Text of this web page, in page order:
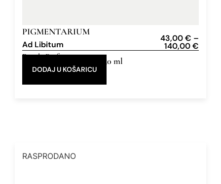
PIGMENTARIUM
Ad Libitum
43,00€ –
140,00€
Eau de Parfum 10 ml, 50 ml
DODAJ U KOŠARICU
RASPRODANO